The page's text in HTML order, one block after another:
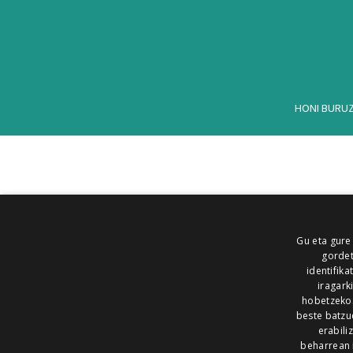
HONI BURUZ
Gu eta
hobetzeko.
beste
beharrean